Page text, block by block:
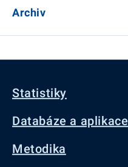
Archiv
Statistiky
Databáze a aplikace
Metodika